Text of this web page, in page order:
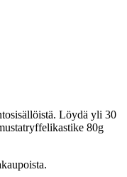
Löydä yli 30
80g